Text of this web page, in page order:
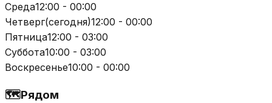
Среда12:00 - 00:00
Четверг(сегодня)12:00 - 00:00
Пятница12:00 - 03:00
Суббота10:00 - 03:00
Воскресенье10:00 - 00:00
🗺️Рядом